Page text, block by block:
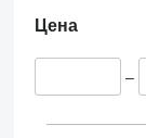
Цена
–